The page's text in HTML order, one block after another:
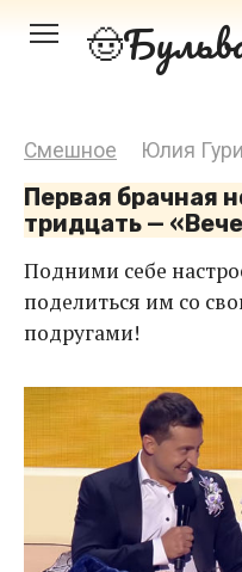
Перейти
Смешное Юлия
Первая брачная
тридцать —
Подними себе
поделиться им со
подругами!